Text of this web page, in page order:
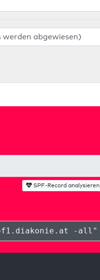
SPF-Record analysieren
-all "